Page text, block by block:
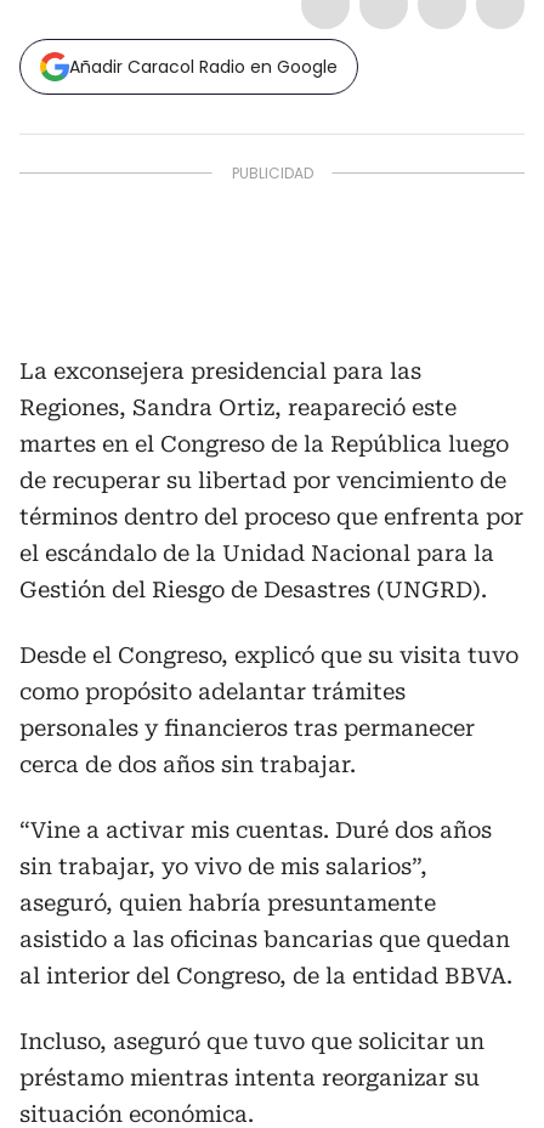
Añadir Caracol Radio en Google
La exconsejera presidencial para las
Regiones, Sandra Ortiz, reapareció este
martes en el Congreso de la República luego
de recuperar su libertad por vencimiento de
términos dentro del proceso que enfrenta por
el escándalo de la Unidad Nacional para la
Gestión del Riesgo de Desastres (UNGRD).
Desde el Congreso, explicó que su visita tuvo
como propósito adelantar trámites
personales y financieros tras permanecer
cerca de dos años sin trabajar.
“Vine a activar mis cuentas. Duré dos años
sin trabajar, yo vivo de mis salarios”,
aseguró, quien habría presuntamente
asistido a las oficinas bancarias que quedan
al interior del Congreso, de la entidad BBVA.
Incluso, aseguró que tuvo que solicitar un
préstamo mientras intenta reorganizar su
situación económica.